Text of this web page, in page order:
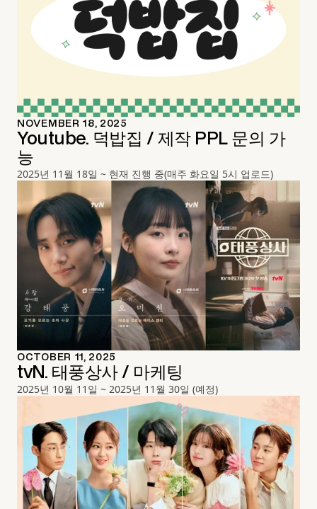
NOVEMBER 18, 2025
Youtube. 덕밥집 / 제작 PPL 문의 가
능
2025년 11월 18일 ~ 현재 진행 중(매주 화요일 5시 업로드)
OCTOBER 11, 2025
tvN. 태풍상사 / 마케팅
2025년 10월 11일 ~ 2025년 11월 30일 (예정)